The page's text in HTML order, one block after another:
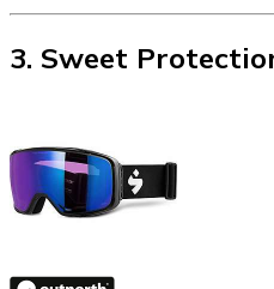
3. Sweet